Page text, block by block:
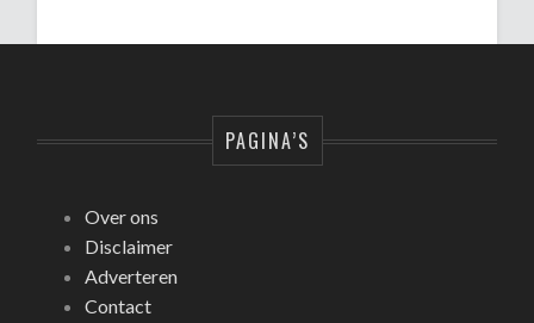
PAGINA’S
Over ons
Disclaimer
Adverteren
Contact